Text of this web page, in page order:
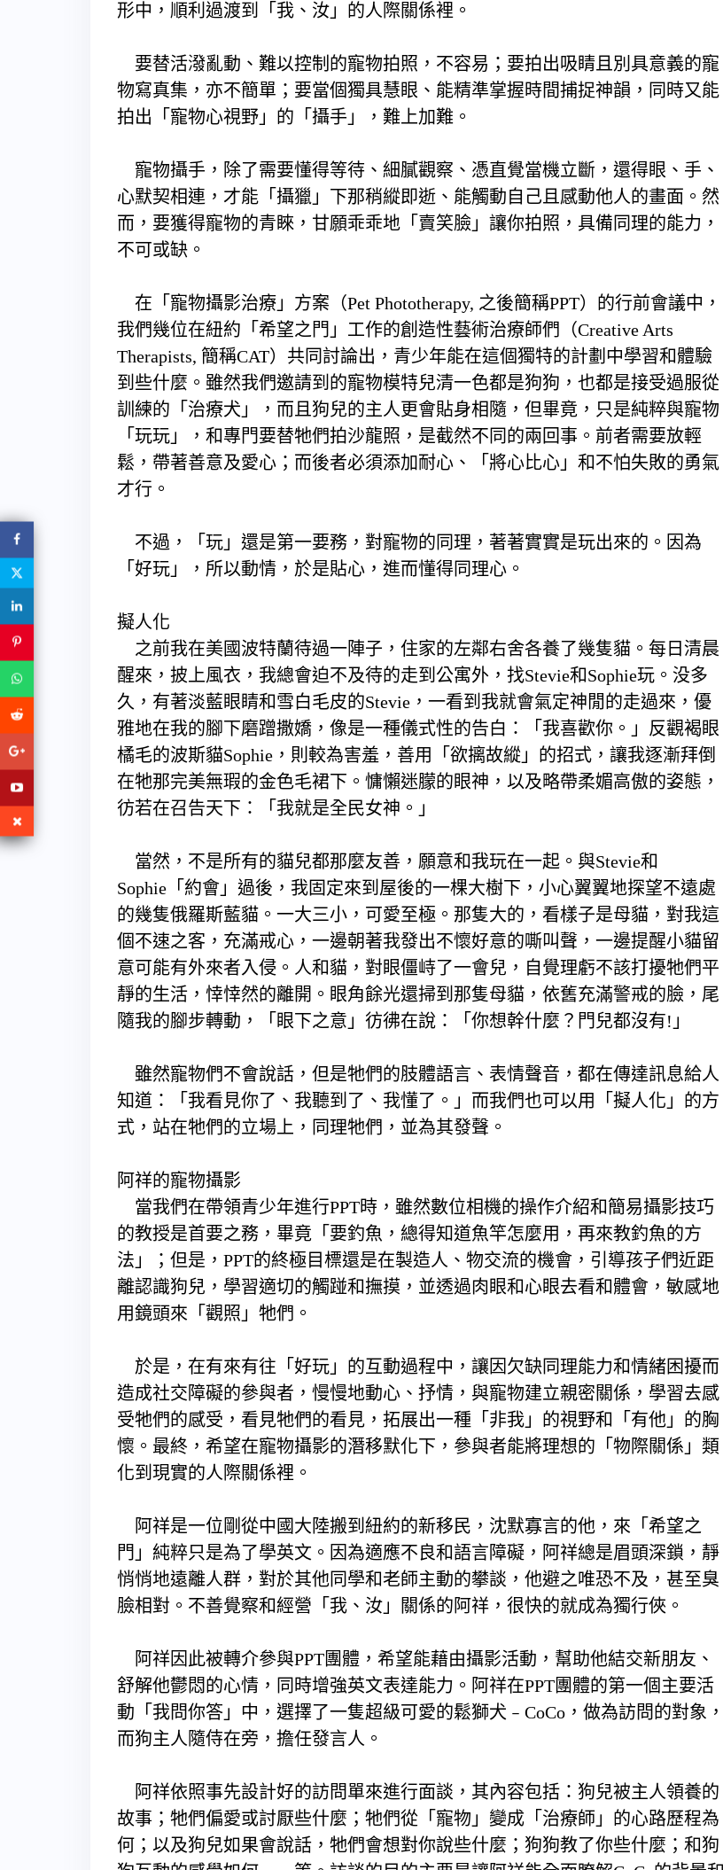
形中，順利過渡到「我、汝」的人際關係裡。
要替活潑亂動、難以控制的寵物拍照，不容易；要拍出吸睛且別具意義的寵
物寫真集，亦不簡單；要當個獨具慧眼、能精準掌握時間捕捉神韻，同時又能
拍出「寵物心視野」的「攝手」，難上加難。
寵物攝手，除了需要懂得等待、細膩觀察、憑直覺當機立斷，還得眼、手、
心默契相連，才能「攝獵」下那稍縱即逝、能觸動自己且感動他人的畫面。然
而，要獲得寵物的青睞，甘願乖乖地「賣笑臉」讓你拍照，具備同理的能力，
不可或缺。
在「寵物攝影治療」方案（Pet Phototherapy, 之後簡稱PPT）的行前會議中，
我們幾位在紐約「希望之門」工作的創造性藝術治療師們（Creative Arts
Therapists, 簡稱CAT）共同討論出，青少年能在這個獨特的計劃中學習和體驗
到些什麼。雖然我們邀請到的寵物模特兒清一色都是狗狗，也都是接受過服從
訓練的「治療犬」，而且狗兒的主人更會貼身相隨，但畢竟，只是純粹與寵物
「玩玩」，和專門要替牠們拍沙龍照，是截然不同的兩回事。前者需要放輕
鬆，帶著善意及愛心；而後者必須添加耐心、「將心比心」和不怕失敗的勇氣
才行。
不過，「玩」還是第一要務，對寵物的同理，著著實實是玩出來的。因為
「好玩」，所以動情，於是貼心，進而懂得同理心。
擬人化
之前我在美國波特蘭待過一陣子，住家的左鄰右舍各養了幾隻貓。每日清晨
醒來，披上風衣，我總會迫不及待的走到公寓外，找Stevie和Sophie玩。没多
久，有著淡藍眼睛和雪白毛皮的Stevie，一看到我就會氣定神閒的走過來，優
雅地在我的腳下磨蹭撒嬌，像是一種儀式性的告白：「我喜歡你。」反觀褐眼
橘毛的波斯貓Sophie，則較為害羞，善用「欲摛故縱」的招式，讓我逐漸拜倒
在牠那完美無瑕的金色毛裙下。慵懶迷朦的眼神，以及略帶柔媚高傲的姿態，
彷若在召告天下：「我就是全民女神。」
當然，不是所有的貓兒都那麼友善，願意和我玩在一起。與Stevie和
Sophie「約會」過後，我固定來到屋後的一棵大樹下，小心翼翼地探望不遠處
的幾隻俄羅斯藍貓。一大三小，可愛至極。那隻大的，看樣子是母貓，對我這
個不速之客，充滿戒心，一邊朝著我發出不懷好意的嘶叫聲，一邊提醒小貓留
意可能有外來者入侵。人和貓，對眼僵峙了一會兒，自覺理虧不該打擾牠們平
靜的生活，悻悻然的離開。眼角餘光還掃到那隻母貓，依舊充滿警戒的臉，尾
隨我的腳步轉動，「眼下之意」彷彿在說：「你想幹什麼？門兒都沒有!」
雖然寵物們不會說話，但是牠們的肢體語言、表情聲音，都在傳達訊息給人
知道：「我看見你了、我聽到了、我懂了。」而我們也可以用「擬人化」的方
式，站在牠們的立場上，同理牠們，並為其發聲。
阿祥的寵物攝影
當我們在帶領青少年進行PPT時，雖然數位相機的操作介紹和簡易攝影技巧
的教授是首要之務，畢竟「要釣魚，總得知道魚竿怎麼用，再來教釣魚的方
法」；但是，PPT的終極目標還是在製造人、物交流的機會，引導孩子們近距
離認識狗兒，學習適切的觸踫和撫摸，並透過肉眼和心眼去看和體會，敏感地
用鏡頭來「觀照」牠們。
於是，在有來有往「好玩」的互動過程中，讓因欠缺同理能力和情緒困擾而
造成社交障礙的參與者，慢慢地動心、抒情，與寵物建立親密關係，學習去感
受牠們的感受，看見牠們的看見，拓展出一種「非我」的視野和「有他」的胸
懷。最終，希望在寵物攝影的潛移默化下，參與者能將理想的「物際關係」類
化到現實的人際關係裡。
阿祥是一位剛從中國大陸搬到紐約的新移民，沈默寡言的他，來「希望之
門」純粹只是為了學英文。因為適應不良和語言障礙，阿祥總是眉頭深鎖，靜
悄悄地遠離人群，對於其他同學和老師主動的攀談，他避之唯恐不及，甚至臭
臉相對。不善覺察和經營「我、汝」關係的阿祥，很快的就成為獨行俠。
阿祥因此被轉介參與PPT團體，希望能藉由攝影活動，幫助他結交新朋友、
舒解他鬱悶的心情，同時增強英文表達能力。阿祥在PPT團體的第一個主要活
動「我問你答」中，選擇了一隻超級可愛的鬆獅犬﹣CoCo，做為訪問的對象，
而狗主人隨侍在旁，擔任發言人。
阿祥依照事先設計好的訪問單來進行面談，其內容包括：狗兒被主人領養的
故事；牠們偏愛或討厭些什麼；牠們從「寵物」變成「治療師」的心路歷程為
何；以及狗兒如果會說話，牠們會想對你說些什麼；狗狗教了你些什麼；和狗